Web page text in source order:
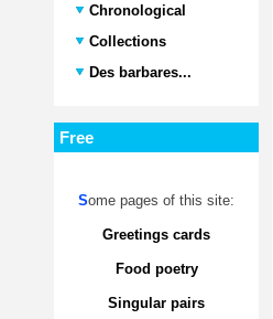
Chronological
Collections
Des barbares...
Free
Some pages of this site:
Greetings cards
Food poetry
Singular pairs